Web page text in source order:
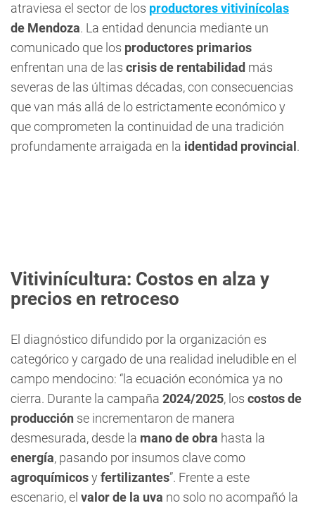
atraviesa el sector de los productores vitivinícolas
de Mendoza. La entidad denuncia mediante un
comunicado que los productores primarios
enfrentan una de las crisis de rentabilidad más
severas de las últimas décadas, con consecuencias
que van más allá de lo estrictamente económico y
que comprometen la continuidad de una tradición
profundamente arraigada en la identidad provincial .
Vitivinícultura: Costos en alza y
precios en retroceso
El diagnóstico difundido por la organización es
categórico y cargado de una realidad ineludible en el
campo mendocino: “la ecuación económica ya no
cierra. Durante la campaña 2024/2025, los costos de
producción se incrementaron de manera
desmesurada, desde la mano de obra hasta la
energía, pasando por insumos clave como
agroquímicosy fertilizantes”. Frente a este
escenario, el valor de la uva no solo no acompañó la